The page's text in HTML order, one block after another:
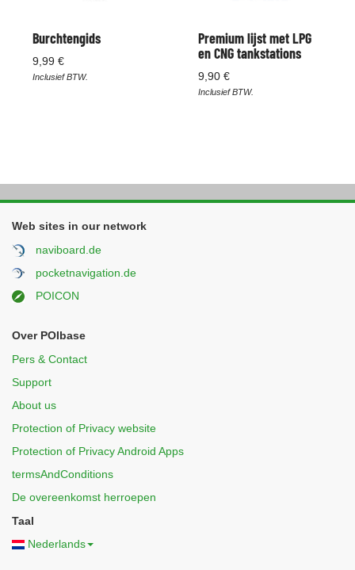
Burchtengids
9,99 €
Inclusief BTW.
Premium lijst met LPG
en CNG tankstations
9,90 €
Inclusief BTW.
Web sites in our network
naviboard.de
pocketnavigation.de
POICON
Over POIbase
Pers & Contact
Support
About us
Protection of Privacy website
Protection of Privacy Android Apps
termsAndConditions
De overeenkomst herroepen
Taal
Nederlands